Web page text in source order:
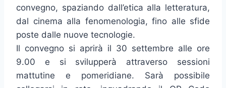
convegno, spaziando dall’etica alla letteratura,
dal cinema alla fenomenologia, fino alle sfide
poste dalle nuove tecnologie.
Il convegno si aprirà il 30 settembre alle ore
9.00 e si svilupperà attraverso sessioni
mattutine e pomeridiane. Sarà possibile